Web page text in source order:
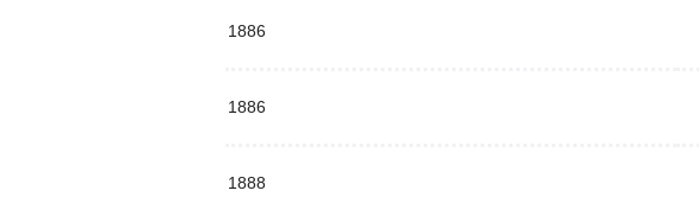
1886
1886
1888